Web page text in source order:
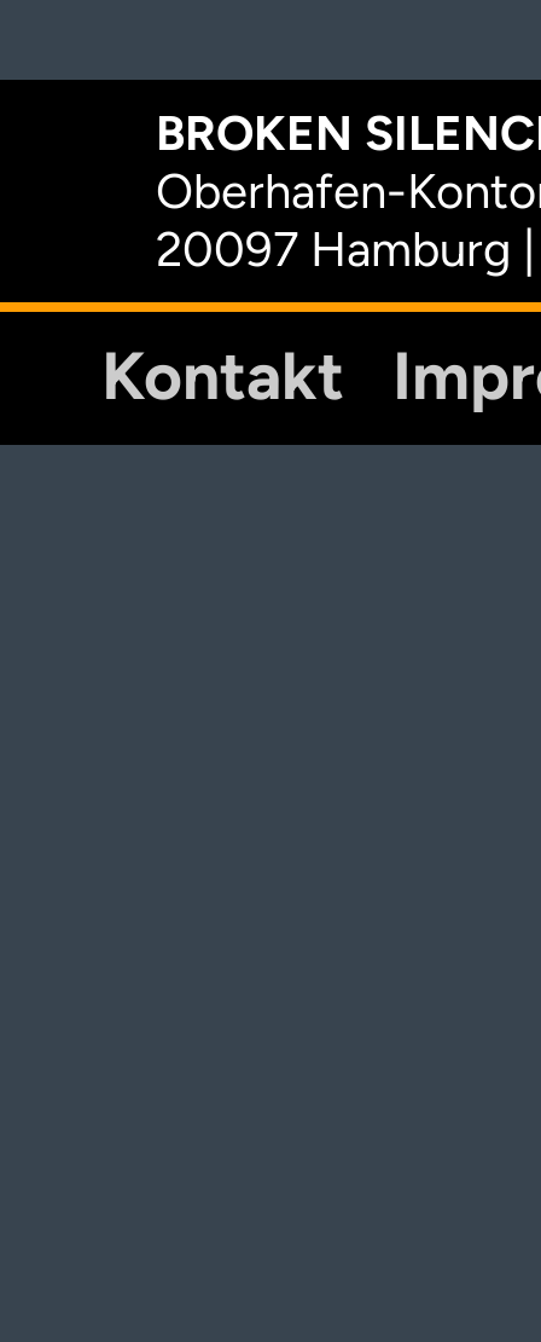
BROKEN
Oberhafen-
20097 Hamburg
Kontakt